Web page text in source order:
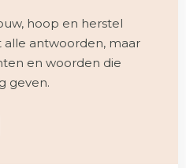
hoop en herstel
antwoorden, maar
en woorden die
geven.